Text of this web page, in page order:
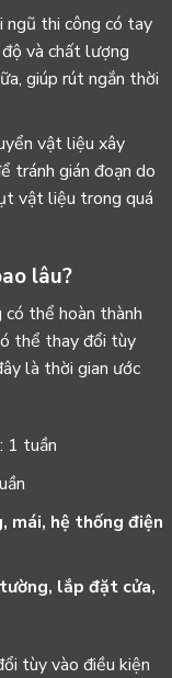
ngũ thi công có tay
và chất lượng
giúp rút ngắn thời
vật liệu xây
tránh gián đoạn do
vật liệu trong quá
lâu?
thể hoàn thành
thể thay đổi tùy
là thời gian ước
: 1 tuần
mái, hệ thống điện
lắp đặt cửa,
tùy vào điều kiện